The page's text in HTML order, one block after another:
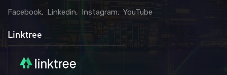
Facebook Linkedin Instagram YouTube
Linktree